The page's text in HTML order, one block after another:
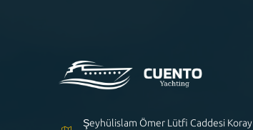
Şeyhülislam Ömer Lütfi Caddesi Koray